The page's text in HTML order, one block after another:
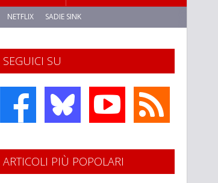
NETFLIX SADIE SINK
SEGUICI SU
ARTICOLI PIÙ POPOLARI